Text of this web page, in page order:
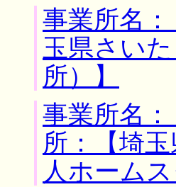
事業所名
玉県さい
所）】
事業所名
所：【埼
人ホーム